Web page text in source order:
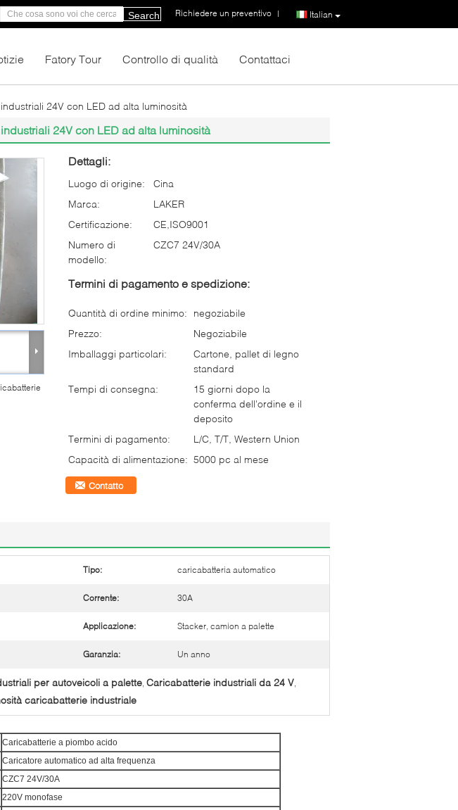
Italian
Richiedere un preventivo |
Search
Fatory Tour Controllo di qualità Contattaci
24V con LED ad alta luminosità
24V con LED ad alta luminosità
Dettagli:
Luogo di origine:
Cina
Marca:
LAKER
Certificazione:
CE,ISO9001
Numero di
modello:
CZC7 24V/30A
Termini di pagamento e spedizione:
Quantità di ordine minimo:
negoziabile
Prezzo:
Negoziabile
Imballaggi particolari:
Cartone, pallet di legno
standard
Tempi di consegna:
15 giorni dopo la
conferma dell'ordine e il
deposito
Termini di pagamento:
L/C, T/T, Western Union
Capacità di alimentazione: 5000 pc al mese
Contatto
Tipo: caricabatteria automatico
Corrente: 30A
Applicazione: Stacker, camion a palette
Garanzia: Un anno
per autoveicoli a palette, Caricabatterie industriali da 24 V,
caricabatterie industriale
Caricabatterie a piombo acido
Caricatore automatico ad alta frequenza
CZC7 24V/30A
220V monofase